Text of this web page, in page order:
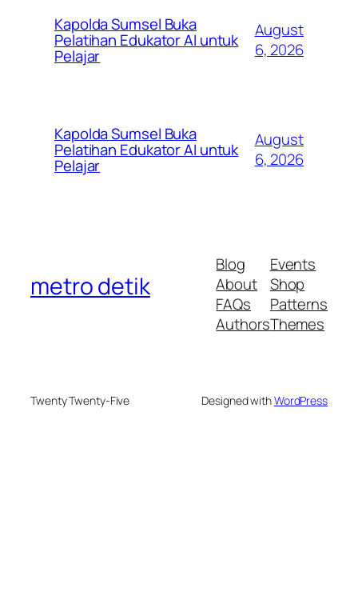
Kapolda Sumsel Buka
Pelatihan Edukator AI untuk
Pelajar
August
6, 2026
Kapolda Sumsel Buka
Pelatihan Edukator AI untuk
Pelajar
August
6, 2026
metro detik
Blog
About
FAQs
Authors
Events
Shop
Patterns
Themes
Twenty Twenty-Five Designed withWordPress